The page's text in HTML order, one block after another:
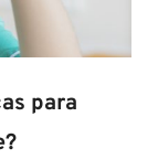
para